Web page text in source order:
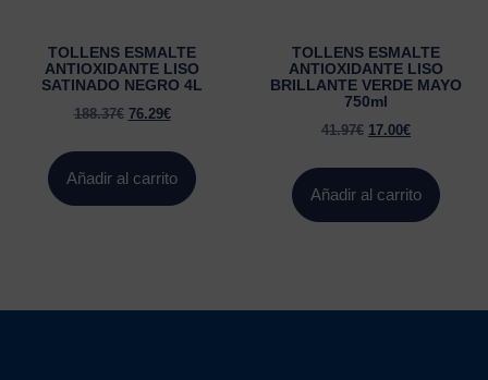
TOLLENS ESMALTE
ANTIOXIDANTE LISO
SATINADO NEGRO 4L
188.37€ 76.29€
Añadir al carrito
TOLLENS ESMALTE
ANTIOXIDANTE LISO
BRILLANTE VERDE MAYO
750ml
41.97€ 17.00€
Añadir al carrito